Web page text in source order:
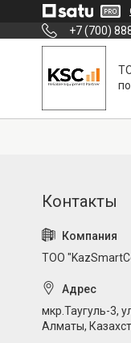
+7 (700)
ТОО
мкр.Таугуль-3,
Алматы,